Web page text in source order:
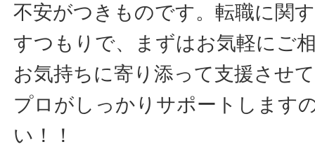
不安がつきものです。転職に関
すつもりで、まずはお気軽にご
お気持ちに寄り添って支援させ
プロがしっかりサポートします
い！！